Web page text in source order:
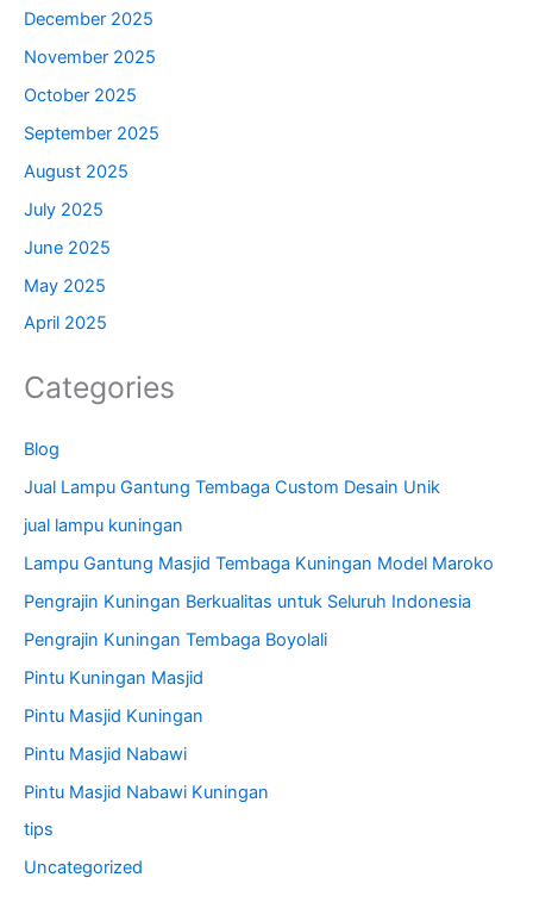
December 2025
November 2025
October 2025
September 2025
August 2025
July 2025
June 2025
May 2025
April 2025
Categories
Blog
Jual Lampu Gantung Tembaga Custom Desain Unik
jual lampu kuningan
Lampu Gantung Masjid Tembaga Kuningan Model Maroko
Pengrajin Kuningan Berkualitas untuk Seluruh Indonesia
Pengrajin Kuningan Tembaga Boyolali
Pintu Kuningan Masjid
Pintu Masjid Kuningan
Pintu Masjid Nabawi
Pintu Masjid Nabawi Kuningan
tips
Uncategorized